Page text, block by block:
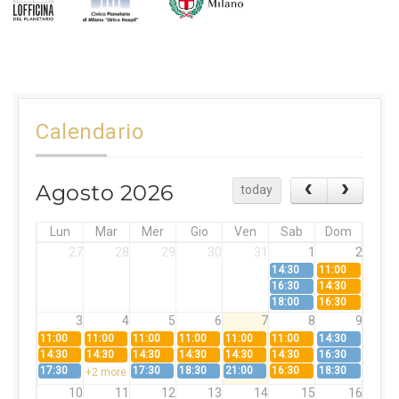
Calendario
Agosto 2026 today
Lun Mar Mer Gio Ven Sab
Dom
27
28 29 30 31 1 2
14:30
11:00
16:30
14:30
18:00
16:30
3 4 5 6 7 8 9
11:00 11:00 11:00 11:00 11:00 11:00
14:30
14:30
14:30 14:30 14:30 14:30 14:30
16:30
17:30
+2 more 17:30 18:30 21:00 16:30 18:30
10 11 12 13 14 15 16